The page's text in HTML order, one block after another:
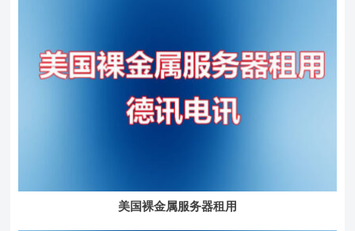
美国裸金属服务器租用